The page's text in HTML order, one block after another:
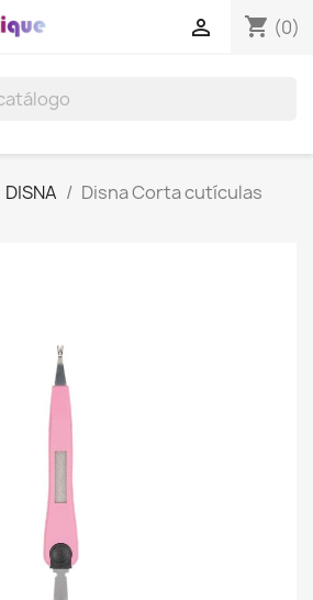
shopping_cart (0)

DISNA
Disna Corta cutículas